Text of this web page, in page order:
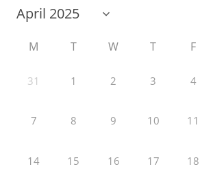
M T W T F
31 1 2 3 4
7 8 9 10 11
14 15 16 17 18